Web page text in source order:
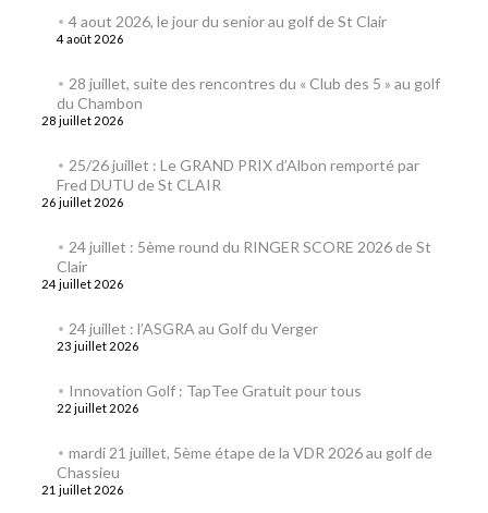
4 aout 2026, le jour du senior au golf de St Clair
4 août 2026
28 juillet, suite des rencontres du « Club des 5 » au golf
du Chambon
28 juillet 2026
25/26 juillet : Le GRAND PRIX d’Albon remporté par
Fred DUTU de St CLAIR
26 juillet 2026
24 juillet : 5ème round du RINGER SCORE 2026 de St
Clair
24 juillet 2026
24 juillet : l’ASGRA au Golf du Verger
23 juillet 2026
Innovation Golf : TapTee Gratuit pour tous
22 juillet 2026
mardi 21 juillet, 5ème étape de la VDR 2026 au golf de
Chassieu
21 juillet 2026